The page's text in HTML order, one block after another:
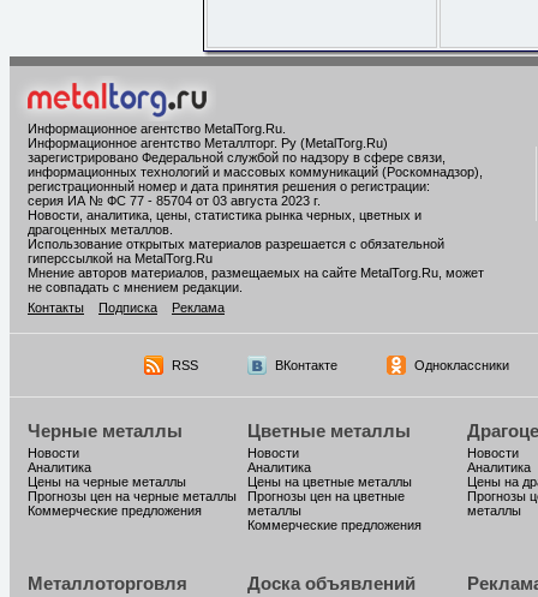
Информационное агентство MetalTorg.Ru
Информационное агентство Металлторг. Ру (MetalTorg.Ru)
зарегистрировано Федеральной службой по надзору в сфере связи,
информационных технологий и массовых коммуникаций (Роскомнадзор),
регистрационный номер и дата принятия решения о регистрации:
серия ИА № ФС 77 - 85704 от 03 августа 2023 г.
Новости, аналитика, цены, статистика рынка черных, цветных и
драгоценных металлов.
Использование открытых материалов разрешается с обязательной
гиперссылкой на MetalTorg.Ru
Мнение авторов материалов, размещаемых на сайте MetalTorg.Ru, может
не совпадать с мнением редакции.
Контакты
Подписка Реклама
RSS ВКонтакте Одноклассники
Черные металлы
Новости
Аналитика
Цены на черные металлы
Прогнозы цен на черные металлы
Коммерческие предложения
Цветные металлы
Новости
Аналитика
Цены на цветные металлы
Прогнозы цен на цветные
металлы
Коммерческие предложения
Новости
Аналитика
Цены на
Прогнозы
металлы
Металлоторговля Доска объявлений